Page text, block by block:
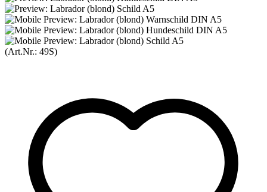
(Art.Nr.: 49S)